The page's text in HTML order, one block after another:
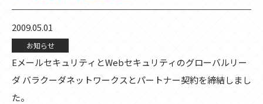
2009.05.01
お知らせ
EメールセキュリティとWebセキュリティのグローバルリー
ダ バラクーダネットワークスとパートナー契約を締結しまし
た。